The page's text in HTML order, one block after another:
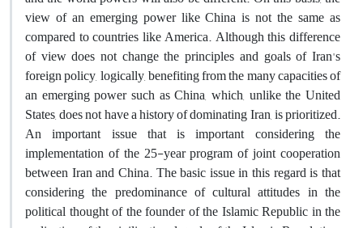
view of an emerging power like China is not the same as
compared to countries like America. Although this difference
of view does not change the principles and goals of Iran's
foreign policy, logically, benefiting from the many capacities of
an emerging power such as China, which, unlike the United
States, does not have a history of dominating Iran, is prioritized.
An important issue that is important considering the
implementation of the 25-year program of joint cooperation
between Iran and China. The basic issue in this regard is that
considering the predominance of cultural attitudes in the
political thought of the founder of the Islamic Republic in the